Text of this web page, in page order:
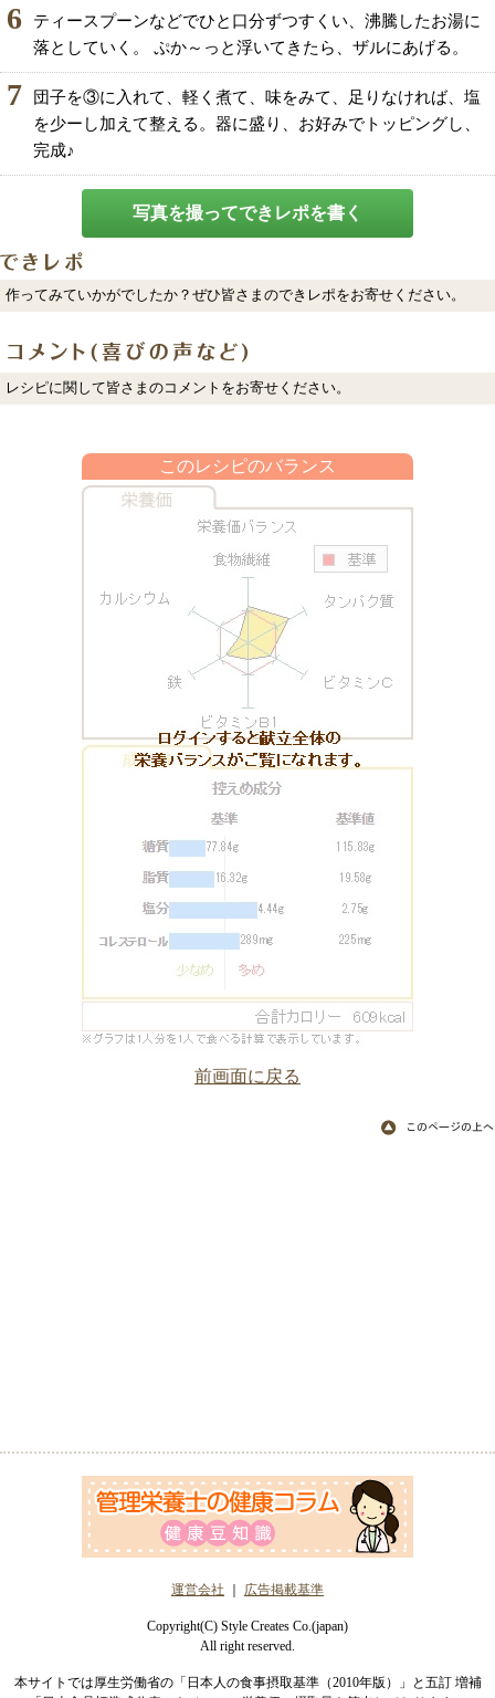
6
ティースプーンなどでひと口分ずつすくい、沸騰したお湯に
落としていく。 ぷか～っと浮いてきたら、ザルにあげる。
7
団子を③に入れて、軽く煮て、味をみて、足りなければ、塩
を少ーし加えて整える。器に盛り、お好みでトッピングし、
完成♪
写真を撮ってできレポを書く
作ってみていかがでしたか？ぜひ皆さまのできレポをお寄せください。
レシピに関して皆さまのコメントをお寄せください。
このレシピのバランス
前画面に戻る
運営会社 広告掲載基準
Copyright(C) Style Creates Co.(japan)
All right reserved.
本サイトでは厚生労働省の「日本人の食事摂取基準（2010年版）」と五訂 増補